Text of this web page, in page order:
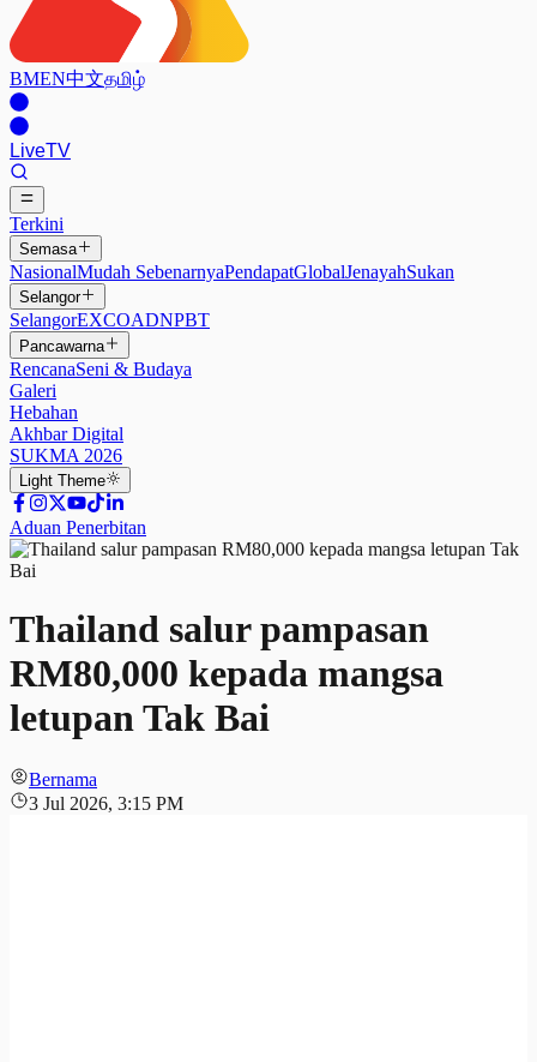
BMEN中文தமிழ்
LiveTV
Terkini
Semasa
NasionalMudah SebenarnyaPendapatGlobalJenayahSukan
Selangor
SelangorEXCOADNPBT
Pancawarna
RencanaSeni & Budaya
Galeri
Hebahan
Akhbar Digital
SUKMA 2026
Light Theme
Aduan Penerbitan
Thailand salur pampasan
RM80,000 kepada mangsa
letupan Tak Bai
Bernama
3 Jul 2026, 3:15 PM